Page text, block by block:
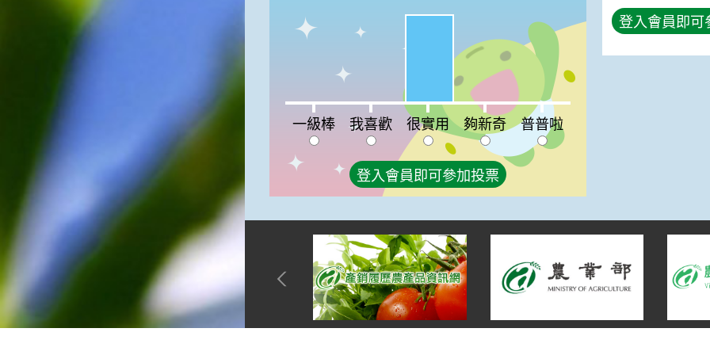
高地半收，低地水漂流」這句
有不好的影響。所以對農夫而
言，立秋日是十分忌諱打雷的
月秋，秋後油」這句俗諺的意
思是：根據老一輩人的說法，
如果立秋這一天是在農曆六
月，則漁民的作業期會比較早
結束；如果「立秋日」在七
月，則天氣會持續穩定，今年
的捕魚季節就會比較長，而漁
民們的收入也會相對提高呢！
一級棒:0%我喜歡:0% 夠新奇:0%普普啦:0%
一級棒 我喜歡 很實用 夠新奇 普普啦
登入會員即可參加投票
登入會員即可